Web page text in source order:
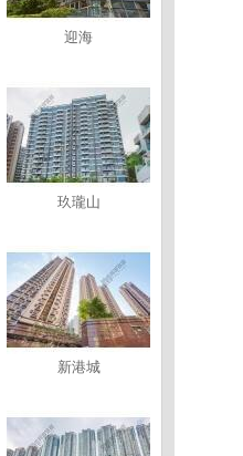
迎海
玖瓏山
新港城